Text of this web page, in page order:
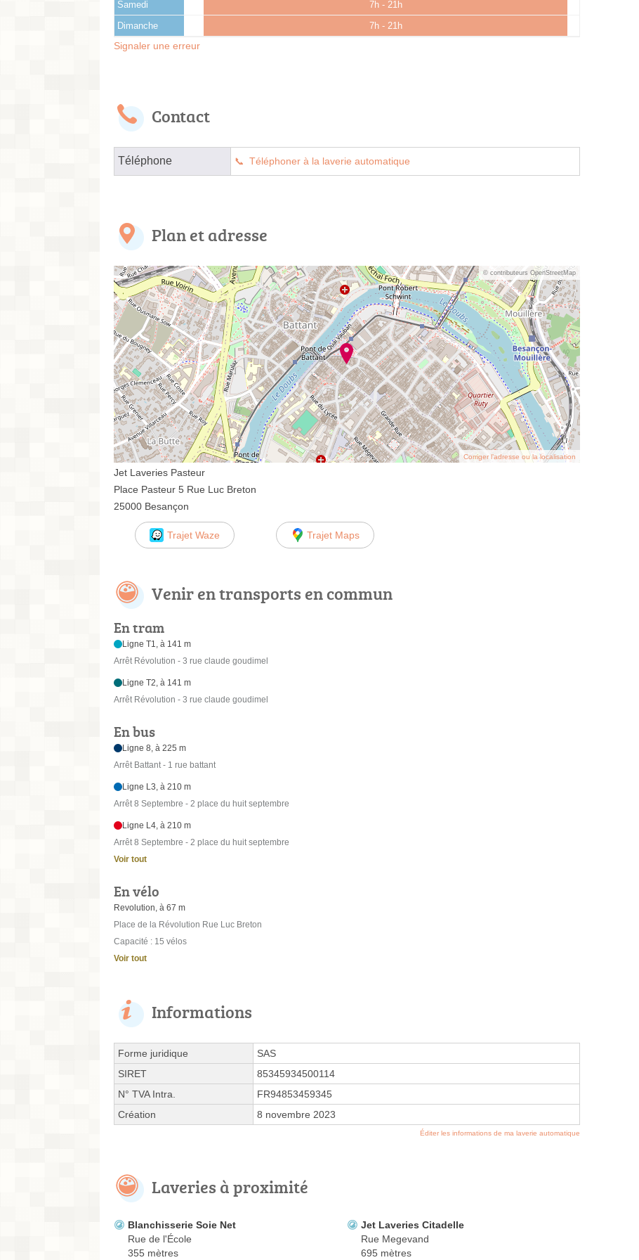
Samedi 7h - 21h
Dimanche 7h - 21h
Signaler une erreur
Contact
Téléphone Téléphoner à la laverie automatique
Plan et adresse
© contributeurs OpenStreetMap
Corriger l’adresse ou la localisation
Jet Laveries Pasteur
Place Pasteur 5 Rue Luc Breton
25000 Besançon
Trajet Waze Trajet Maps
Venir en transports en commun
En tram
Ligne T1, à 141 m
Arrêt Révolution - 3 rue claude goudimel
Ligne T2, à 141 m
Arrêt Révolution - 3 rue claude goudimel
En bus
Ligne 8, à 225 m
Arrêt Battant - 1 rue battant
Ligne L3, à 210 m
Arrêt 8 Septembre - 2 place du huit septembre
Ligne L4, à 210 m
Arrêt 8 Septembre - 2 place du huit septembre
Voir tout
En vélo
Revolution, à 67 m
Place de la Révolution Rue Luc Breton
Capacité : 15 vélos
Voir tout
Informations
Forme juridique
SAS
SIRET
85345934500114
N° TVA Intra.
FR94853459345
Création
8 novembre 2023
Éditer les informations de ma laverie automatique
Laveries à proximité
Blanchisserie Soie Net
Rue de l'École
355 mètres
Jet Laveries Citadelle
Rue Megevand
695 mètres